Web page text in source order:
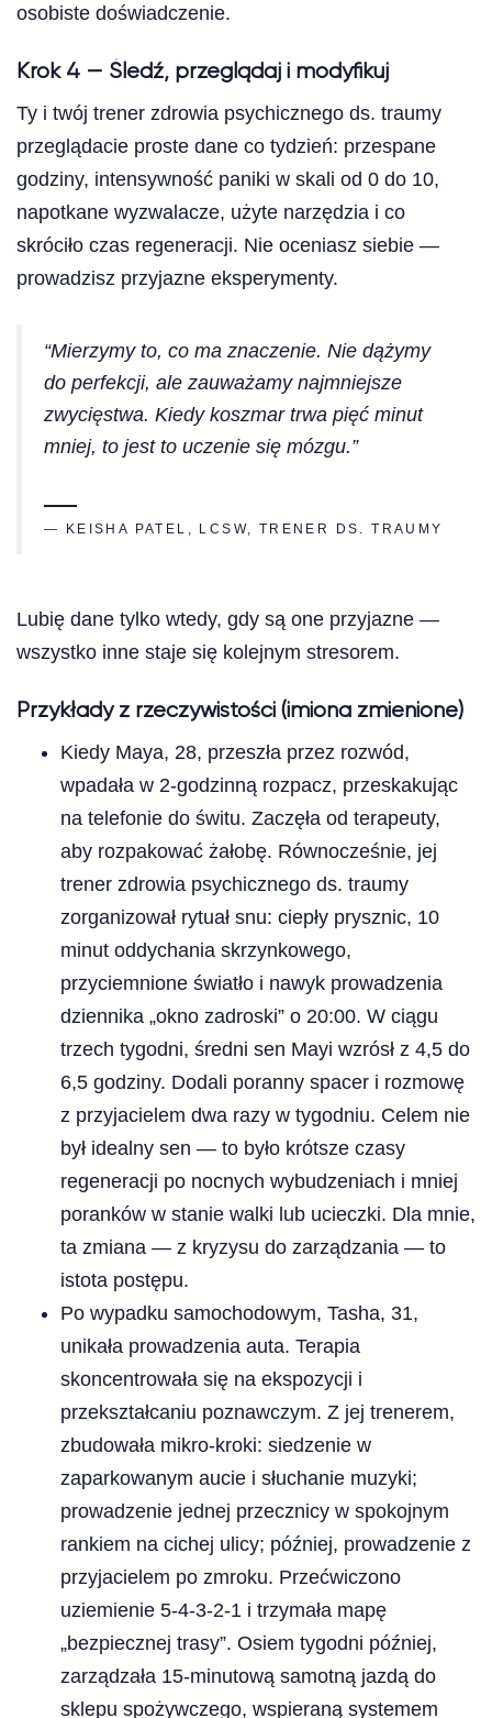
osobiste doświadczenie.
Krok 4 — Śledź, przeglądaj i modyfikuj
Ty i twój trener zdrowia psychicznego ds. traumy
przeglądacie proste dane co tydzień: przespane
godziny, intensywność paniki w skali od 0 do 10,
napotkane wyzwalacze, użyte narzędzia i co
skróciło czas regeneracji. Nie oceniasz siebie —
prowadzisz przyjazne eksperymenty.
“Mierzymy to, co ma znaczenie. Nie dążymy
do perfekcji, ale zauważamy najmniejsze
zwycięstwa. Kiedy koszmar trwa pięć minut
mniej, to jest to uczenie się mózgu.”
— KEISHA PATEL, LCSW, TRENER DS. TRAUMY
Lubię dane tylko wtedy, gdy są one przyjazne —
wszystko inne staje się kolejnym stresorem.
Przykłady z rzeczywistości (imiona zmienione)
Kiedy Maya, 28, przeszła przez rozwód,
wpadała w 2-godzinną rozpacz, przeskakując
na telefonie do świtu. Zaczęła od terapeuty,
aby rozpakować żałobę. Równocześnie, jej
trener zdrowia psychicznego ds. traumy
zorganizował rytuał snu: ciepły prysznic, 10
minut oddychania skrzynkowego,
przyciemnione światło i nawyk prowadzenia
dziennika „okno zadroski” o 20:00. W ciągu
trzech tygodni, średni sen Mayi wzrósł z 4,5 do
6,5 godziny. Dodali poranny spacer i rozmowę
z przyjacielem dwa razy w tygodniu. Celem nie
był idealny sen — to było krótsze czasy
regeneracji po nocnych wybudzeniach i mniej
poranków w stanie walki lub ucieczki. Dla mnie,
ta zmiana — z kryzysu do zarządzania — to
istota postępu.
Po wypadku samochodowym, Tasha, 31,
unikała prowadzenia auta. Terapia
skoncentrowała się na ekspozycji i
przekształcaniu poznawczym. Z jej trenerem,
zbudowała mikro-kroki: siedzenie w
zaparkowanym aucie i słuchanie muzyki;
prowadzenie jednej przecznicy w spokojnym
rankiem na cichej ulicy; później, prowadzenie z
przyjacielem po zmroku. Przećwiczono
uziemienie 5-4-3-2-1 i trzymała mapę
„bezpiecznej trasy”. Osiem tygodni później,
zarządzała 15-minutową samotną jazdą do
sklepu spożywczego, wspieraną systemem